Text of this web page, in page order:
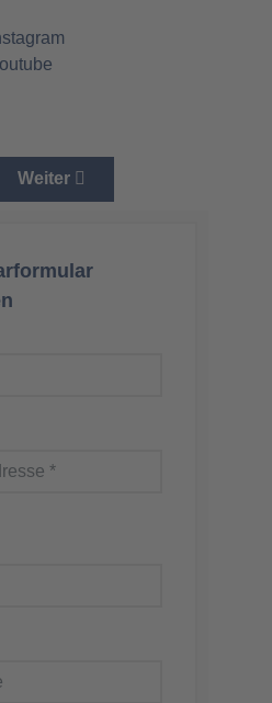
Strafanzeige gegen
Nächster Beitrag: Mein Apell
Weiter